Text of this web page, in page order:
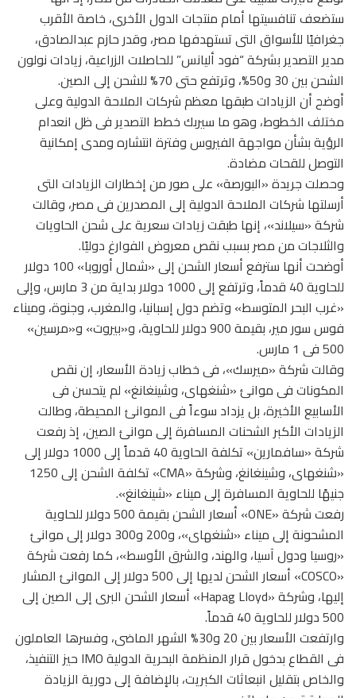
ستضعف تنافسيتها أمام منتجات الدول الأخرى، خاصة الأقرب
جغرافيًا للأسواق التى تستهدفها مصر، وقدر حازم عبدالصادق،
مدير التصدير بشركة “فود أليانس” للحاصلات الزراعية، زيادات نولون
الشحن بين 30 و50%، وترتفع حتى 70% للشحن إلى الصين.
أوضح أن الزيادات طبقها معظم شركات الملاحة الدولية وعلى
مختلف الخطوط، وهو ما سيربك خطط التصدير فى ظل انعدام
الرؤية بشأن مواجهة الفيروس وفترة انتشاره ومدى إمكانية
التوصل للقحات مضادة.
وحصلت جريدة «البورصة» على صور من إخطارات الزيادات التى
أرسلتها شركات الملاحة الدولية إلى المصدرين فى مصر، وقالت
شركة «سيلاند»، إنها طبقت زيادات سعرية على شحن الحاويات
والثلاجات من مصر بسبب نقص معروض الفوارغ دوليًا.
أوضحت أنها سترفع أسعار الشحن إلى «شمال أوروبا» 100 دولار
للحاوية 40 قدماً، وترتفع إلى 1000 دولار بداية من 3 مارس، وإلى
«غرب البحر المتوسط» وتضم دول إسبانيا، والمغرب، وجنوة، وميناء
فوس سور مير، بقيمة 900 دولار للحاوية، و«بيروت» و«مرسين»
500 فى 1 مارس.
وقالت شركة «ميرسك»، فى خطاب زيادة الأسعار، إن نقص
المكونات فى موانئ «شنغهاى، وشينغانغ» لم يتحسن فى
الأسابيع الأخيرة، بل يزداد سوءاً فى الموانئ المحيطة، وطالت
الزيادات الأكبر الشحنات المسافرة إلى موانئ الصين، إذ رفعت
شركة «سافمارين» تكلفة الحاوية 40 قدماً إلى 1000 دولار إلى
«شنغهاى، وشينغانغ، وشركة «CMA» تكلفة الشحن إلى 1250
جنيهًا للحاوية المسافرة إلى ميناء «شينغانغ».
رفعت شركة «ONE» أسعار الشحن بقيمة 500 دولار للحاوية
المشحونة إلى ميناء «شنغهاى»، و200 و300 دولار إلى موانئ
«روسيا ودول آسيا، والهند، والشرق الأوسط»، كما رفعت شركة
«COSCO» أسعار الشحن لديها إلى 500 دولار إلى الموانئ المشار
إليها، وشركة «Hapag LIoyd» أسعار الشحن البرى إلى الصين إلى
500 دولار للحاوية 40 قدماً.
وارتفعت الأسعار بين 20 و30% الشهر الماضى، وفسرها العاملون
فى القطاع بدخول قرار المنظمة البحرية الدولية IMO حيز التنفيذ،
والخاص بتقليل انبعاثات الكبريت، بالإضافة إلى دورية الزيادة